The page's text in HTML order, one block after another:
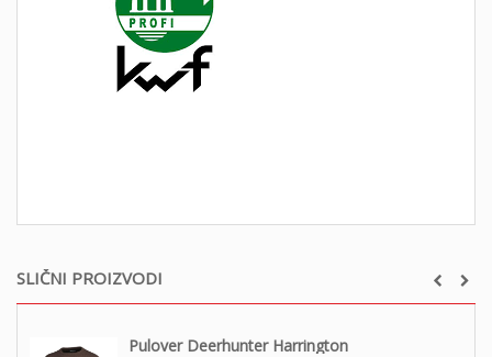
SLIČNI PROIZVODI
Pulover Deerhunter Harrington